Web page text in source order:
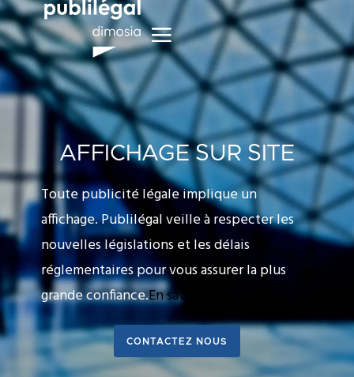
AFFICHAGE SUR SITE
Toute publicité légale implique un
affichage. Publilégal veille à respecter les
nouvelles législations et les délais
réglementaires pour vous assurer la plus
grande confiance.En savoir plus
CONTACTEZ NOUS